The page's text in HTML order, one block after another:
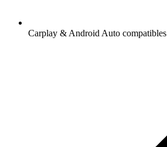
Carplay & Android Auto compatibles